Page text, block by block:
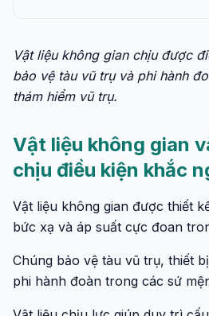
Vật liệu không gian chịu được
bảo vệ tàu vũ trụ và phi hành
thám hiểm vũ trụ.
Vật liệu không gian
chịu điều kiện khắc
Vật liệu không gian được thiết
bức xạ và áp suất cực đoan
Chúng bảo vệ tàu vũ trụ, thiết
phi hành đoàn trong các sứ